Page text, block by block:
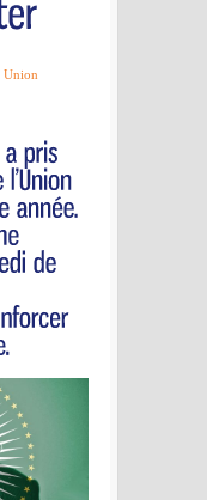
Union